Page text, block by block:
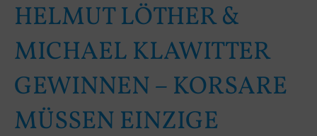
HELMUT LÖTHER &
MICHAEL KLAWITTER
GEWINNEN – KORSARE
MÜSSEN EINZIGE